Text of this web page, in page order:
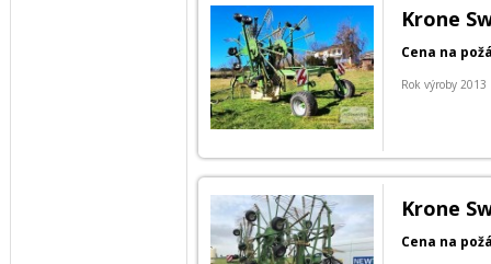
Krone
Cena na
Rok výroby 2013
Krone
Cena na